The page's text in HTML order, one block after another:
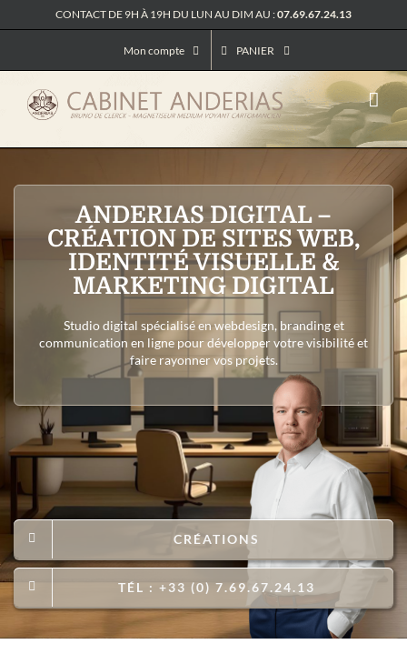
au
CONTACT DE 9H À 19H DU LUN AU DIM AU :07.69.67.24.13
Mon compte PANIER
ANDERIAS DIGITAL –
CRÉATION DE SITES WEB,
IDENTITÉ VISUELLE &
MARKETING DIGITAL
Studio digital spécialisé en webdesign, branding et
communication en ligne pour développer votre visibilité et
faire rayonner vos projets.
CRÉATIONS
TÉL : +33 (0) 7.69.67.24.13